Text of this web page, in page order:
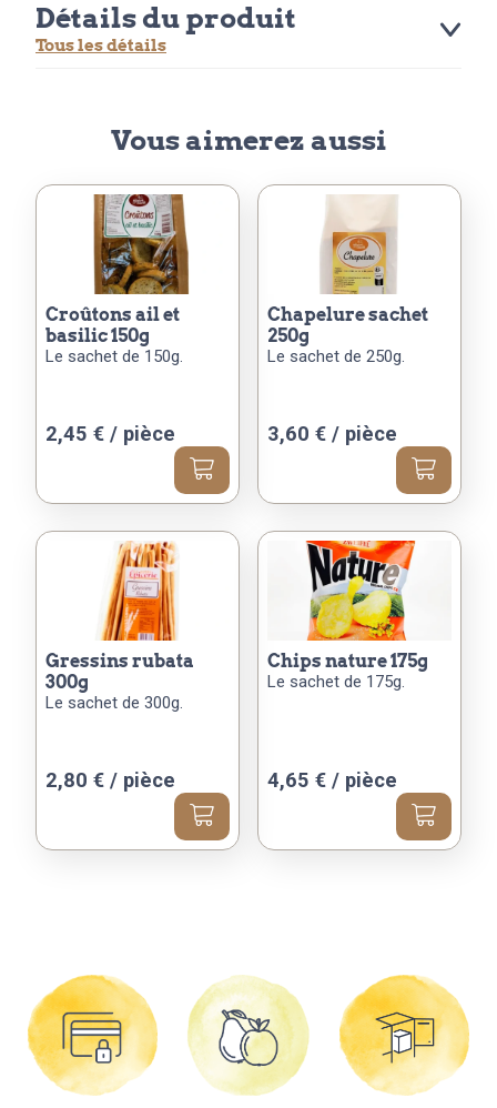
Détails du produit
Tous les détails
Vous aimerez aussi
croûtons ail et
basilic 150g
Le sachet de 150g.
2,45 € / pièce
chapelure sachet
250g
Le sachet de 250g.
3,60 € / pièce
gressins rubata
300g
Le sachet de 300g.
2,80 € / pièce
chips nature 175g
Le sachet de 175g.
4,65 € / pièce